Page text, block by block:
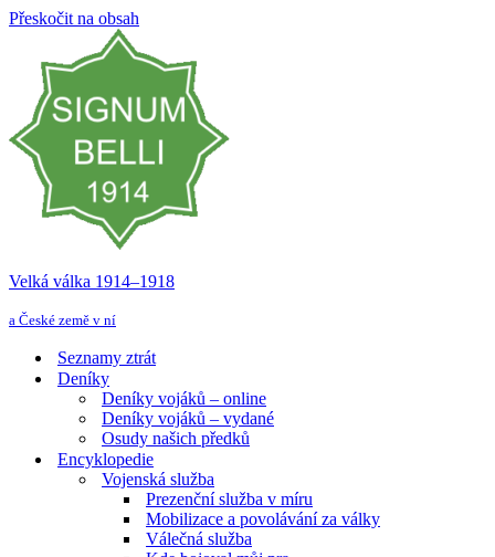
Přeskočit na obsah
Velká válka 1914–⁠⁠⁠⁠⁠⁠1918
a České země v ní
Seznamy ztrát
Deníky
Deníky vojáků – online
Deníky vojáků – vydané
Osudy našich předků
Encyklopedie
Vojenská služba
Prezenční služba v míru
Mobilizace a povolávání za války
Válečná služba